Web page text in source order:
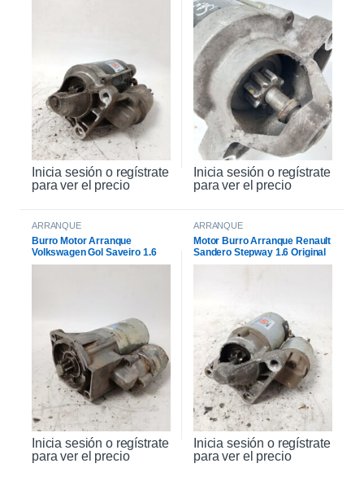
Inicia sesión o regístrate
para ver el precio
Inicia sesión o regístrate
para ver el precio
ARRANQUE
Burro Motor Arranque
Volkswagen Gol Saveiro 1.6
Inicia sesión o regístrate
para ver el precio
ARRANQUE
Motor Burro Arranque Renault
Sandero Stepway 1.6 Original
Inicia sesión o regístrate
para ver el precio